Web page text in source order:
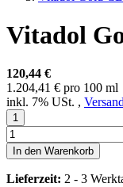
Vitadol
120,44 €
1.204,41 € pro 100 ml
inkl. 7% USt. ,
In den Warenkorb
Lieferzeit: 2 - 3